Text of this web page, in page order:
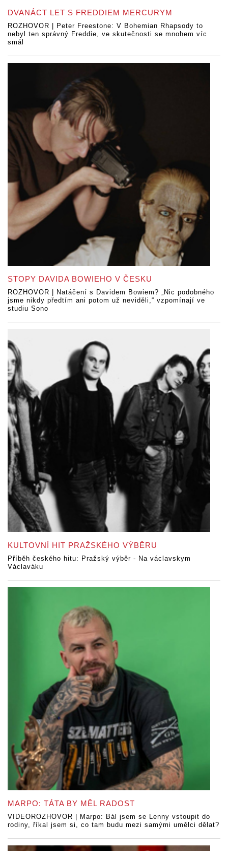
DVANÁCT LET S FREDDIEM MERCURYM
ROZHOVOR | Peter Freestone: V Bohemian Rhapsody to
nebyl ten správný Freddie, ve skutečnosti se mnohem víc
smál
STOPY DAVIDA BOWIEHO V ČESKU
ROZHOVOR | Natáčení s Davidem Bowiem? „Nic podobného
jsme nikdy předtím ani potom už neviděli,“ vzpomínají ve
studiu Sono
KULTOVNÍ HIT PRAŽSKÉHO VÝBĚRU
Příběh českého hitu: Pražský výběr - Na václavskym
Václaváku
MARPO: TÁTA BY MĚL RADOST
VIDEOROZHOVOR | Marpo: Bál jsem se Lenny vstoupit do
rodiny, říkal jsem si, co tam budu mezi samými umělci dělat?